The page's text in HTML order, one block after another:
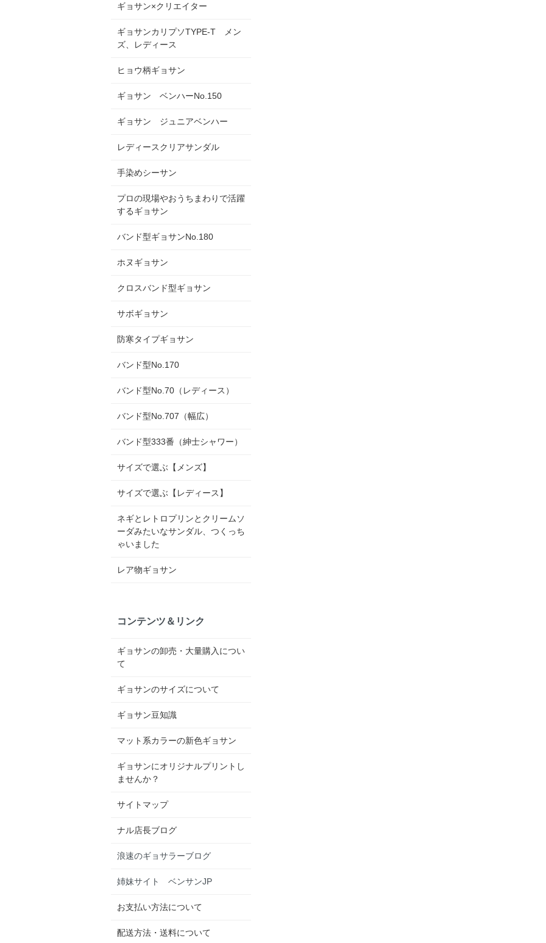
ギョサン×クリエイター
ギョサンカリプソTYPE-T メン
ズ、レディース
ヒョウ柄ギョサン
ギョサン ベンハーNo.150
ギョサン ジュニアベンハー
レディースクリアサンダル
手染めシーサン
プロの現場やおうちまわりで活躍
するギョサン
バンド型ギョサンNo.180
ホヌギョサン
クロスバンド型ギョサン
サボギョサン
防寒タイプギョサン
バンド型No.170
バンド型No.70（レディース）
バンド型No.707（幅広）
バンド型333番（紳士シャワー）
サイズで選ぶ【メンズ】
サイズで選ぶ【レディース】
ネギとレトロプリンとクリームソ
ーダみたいなサンダル、つくっち
ゃいました
レア物ギョサン
コンテンツ＆リンク
ギョサンの卸売・大量購入につい
て
ギョサンのサイズについて
ギョサン豆知識
マット系カラーの新色ギョサン
ギョサンにオリジナルプリントし
ませんか？
サイトマップ
ナル店長ブログ
浪速のギョサラーブログ
姉妹サイト ベンサンJP
お支払い方法について
配送方法・送料について